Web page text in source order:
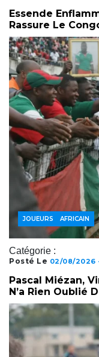
Essende
Rassure Le
Catégorie :
FOOTBALL AFRICAIN
JOUEURS
Posté Le 02/08/2026
Pascal Miézan,
N’a Rien Oublié